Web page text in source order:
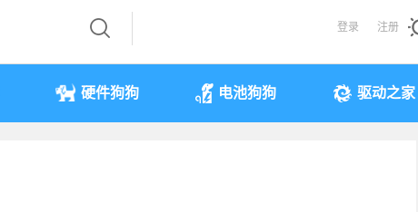
登录 注册
硬件狗狗 电池狗狗 驱动之家